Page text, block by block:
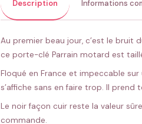
Description Informations
Au premier beau jour, c’est le bruit
ce porte-clé Parrain motard est
Floqué en France et impeccable
s’affiche sans en faire trop. Il
Le noir façon cuir reste la valeur
commande.